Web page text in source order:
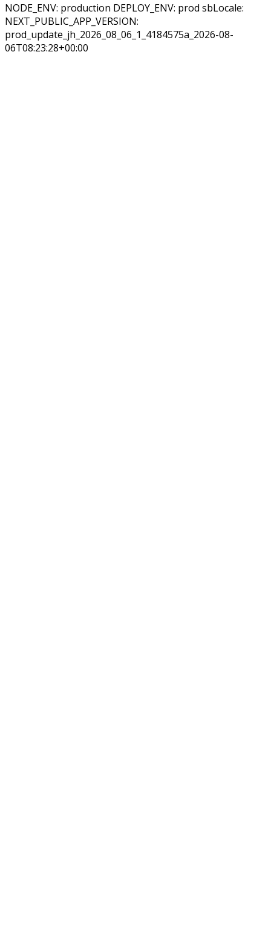
NODE_ENV: production DEPLOY_ENV: prod sbLocale:
NEXT_PUBLIC_APP_VERSION:
prod_update_jh_2026_08_06_1_4184575a_2026-08-
06T08:23:28+00:00